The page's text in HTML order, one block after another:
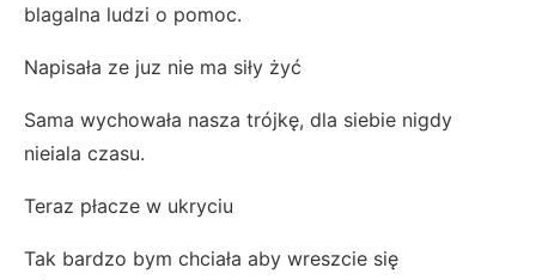
blagalna ludzi o pomoc.
Napisała ze juz nie ma siły żyć
Sama wychowała nasza trójkę, dla siebie nigdy
nieiala czasu.
Teraz płacze w ukryciu
Tak bardzo bym chciała aby wreszcie się